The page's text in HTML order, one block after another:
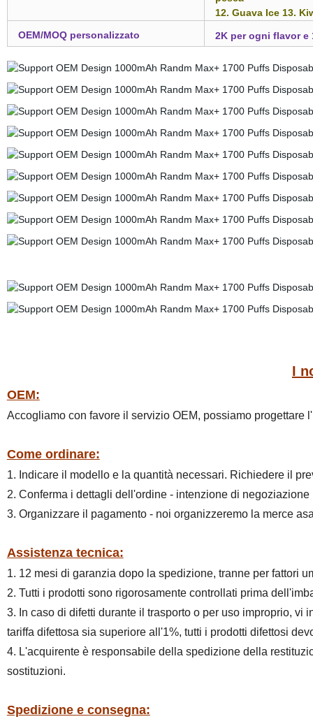
12. Guava Ice 13.
OEM/MOQ personalizzato
2K per ogni flavor
I
OEM:
Accogliamo con favore il servizio OEM, possiamo
Come ordinare:
1. Indicare il modello e la quantità necessari. Richiedere il
2. Conferma i dettagli dell'ordine - intenzione di
3. Organizzare il pagamento - noi organizzeremo la merce
Assistenza tecnica:
1. 12 mesi di garanzia dopo la spedizione, tranne per fattori
2. Tutti i prodotti sono rigorosamente controllati prima
3. In caso di difetti durante il trasporto o per uso improprio,
tariffa difettosa sia superiore all'1%, tutti i prodotti difettosi
4. L'acquirente è responsabile della spedizione della
sostituzioni.
Spedizione e consegna: